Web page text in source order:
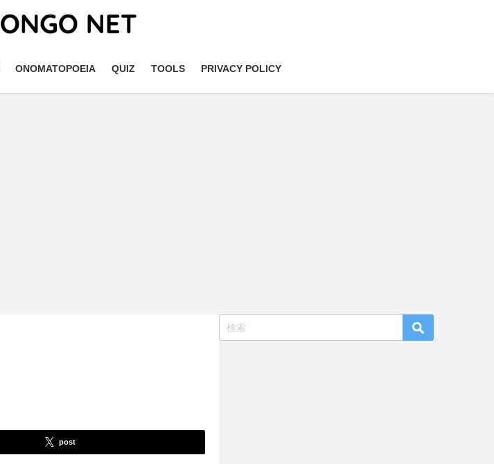
ONOMATOPOEIA QUIZ TOOLS PRIVACY POLICY
post